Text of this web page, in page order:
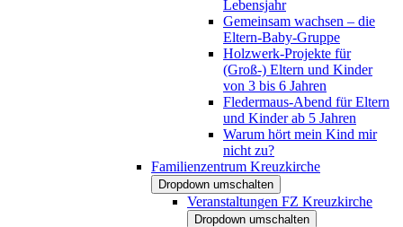
Lebensjahr
Gemeinsam wachsen – die
Eltern-Baby-Gruppe
Holzwerk-Projekte für
(Groß-) Eltern und Kinder
von 3 bis 6 Jahren
Fledermaus-Abend für Eltern
und Kinder ab 5 Jahren
Warum hört mein Kind mir
nicht zu?
Familienzentrum Kreuzkirche
Dropdown umschalten
Veranstaltungen FZ Kreuzkirche
Dropdown umschalten